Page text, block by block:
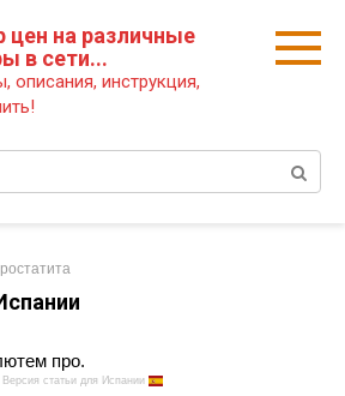
цен на различные
в сети...
описания, инструкция,
Версия статьи для Испании